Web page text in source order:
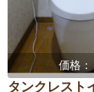
価格：
タンクレスト